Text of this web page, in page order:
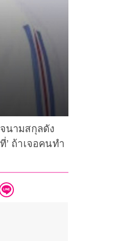
นามสกุลดัง
ถ้าเจอคนทำ